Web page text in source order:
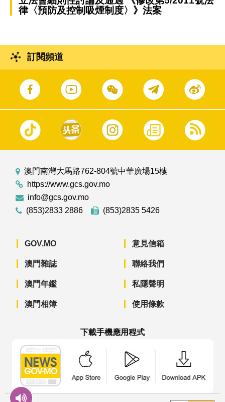
律〈預防及控制吸煙制度〉》法案
訂閱頻道
澳門南灣大馬路762-804號中華廣場15樓
https://www.gcs.gov.mo
info@gcs.gov.mo
(853)2833 2886
(853)2835 5426
GOV.MO
澳門雜誌
澳門年鑑
澳門相簿
意見信箱
聯絡我們
私隱聲明
使用條款
下載手機應用程式